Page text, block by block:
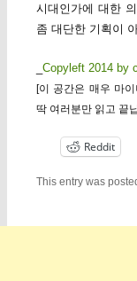
시대인가에 대한
좀 대단한 기획이
Copyleft 2014 by
[이 공간은 매우 마
딱 여러분만 읽고 끝
Reddit
This entry was